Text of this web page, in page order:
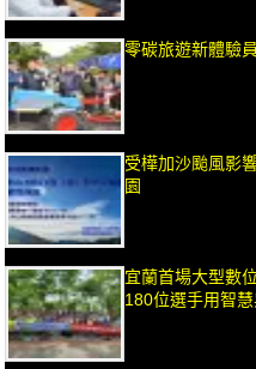
零碳旅遊新體驗
受樺加沙颱風影
園
宜蘭首場大型數
180位選手用智